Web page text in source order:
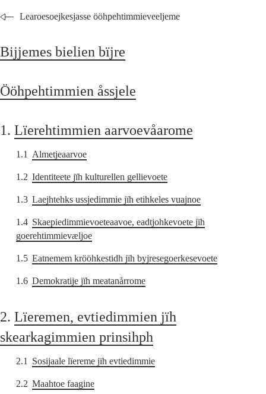
Learoesoejkesjasse ööhpehtimmieveeljeme
Bijjemes bielien bïjre
Ööhpehtimmien åssjele
1. Lïerehtimmien aarvoevåarome
1.1 Almetjeaarvoe
1.2 Identiteete jïh kulturellen gellievoete
1.3 Laejhtehks ussjedimmie jïh etihkeles vuajnoe
1.4 Skaepiedimmievoeteaavoe, eadtjohkevoete jïh
goerehtimmievæljoe
1.5 Eatnemem krööhkestidh jïh byjresegoerkesevoete
1.6 Demokratije jïh meatanårrome
2. Lïeremen, evtiedimmien jïh
skearkagimmien prinsihph
2.1 Sosijaale lïereme jïh evtiedimmie
2.2 Maahtoe faagine